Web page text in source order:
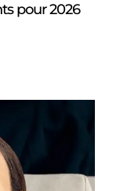
pour 2026